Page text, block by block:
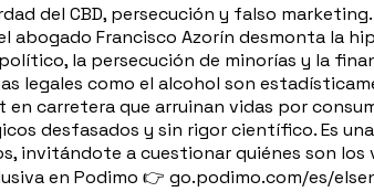
del CBD, persecución y falso
abogado Francisco Azorín desmonta la
la persecución de minorías y la
legales como el alcohol son
carretera que arruinan vidas por
desfasados y sin rigor científico. Es
invitándote a cuestionar quiénes son
en Podimo 👉 go.podimo.com/es/